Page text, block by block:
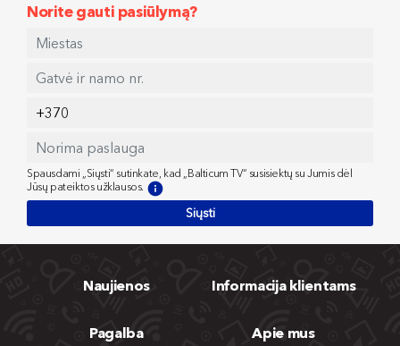
Norite gauti pasiūlymą?
Spausdami „Siųsti“ sutinkate, kad „Balticum TV“ susisiektų su Jumis dėl
Jūsų pateiktos užklausos.
Siųsti
Naujienos Informacija klientams
Pagalba Apie mus